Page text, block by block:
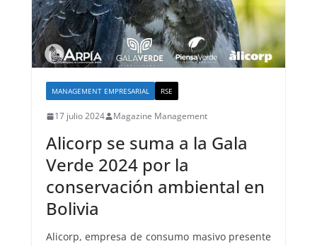
MANAGEMENT EMPRESARIAL RSE
17 julio 2024 Magazine Management
Alicorp se suma a la Gala
Verde 2024 por la
conservación ambiental en
Bolivia
Alicorp, empresa de consumo masivo presente